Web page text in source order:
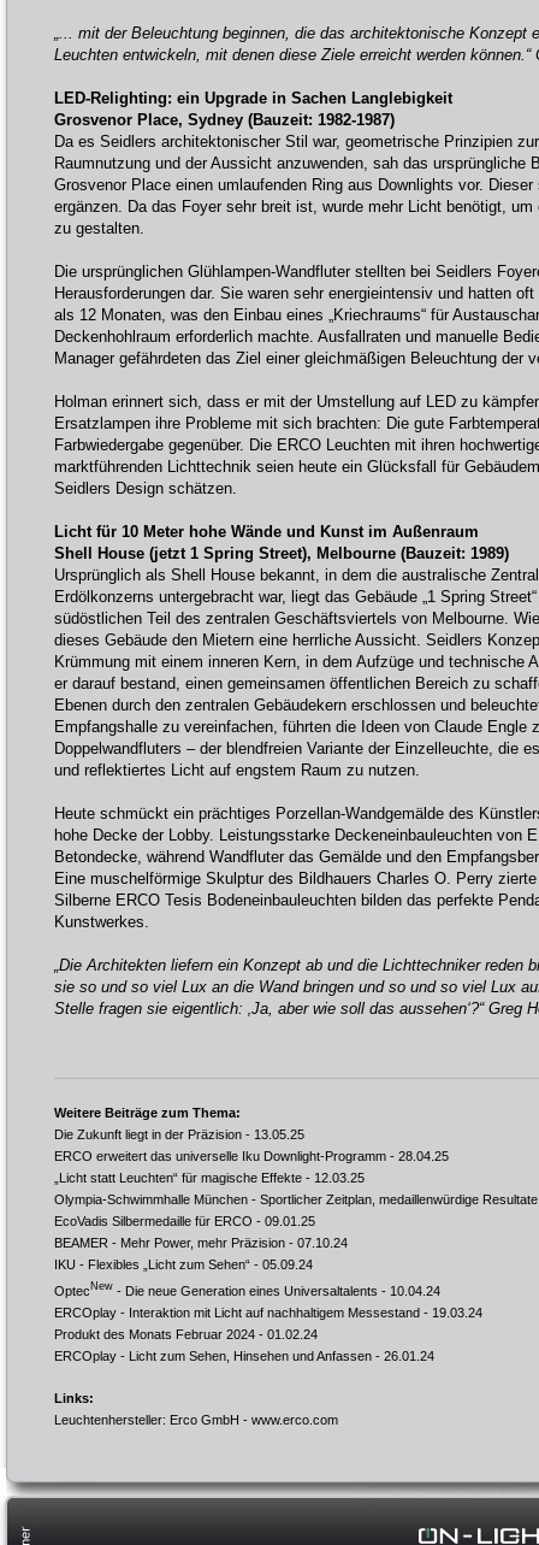
„... mit der Beleuchtung beginnen, die das architektonische Konzept
Leuchten entwickeln, mit denen diese Ziele erreicht werden können.“
LED-Relighting: ein Upgrade in Sachen Langlebigkeit
Grosvenor Place, Sydney (Bauzeit: 1982-1987)
Da es Seidlers architektonischer Stil war, geometrische Prinzipien
Raumnutzung und der Aussicht anzuwenden, sah das ursprüngliche
Grosvenor Place einen umlaufenden Ring aus Downlights vor.
ergänzen. Da das Foyer sehr breit ist, wurde mehr Licht benötigt,
zu gestalten.
Die ursprünglichen Glühlampen-Wandfluter stellten bei Seidlers
Herausforderungen dar. Sie waren sehr energieintensiv und hatten
als 12 Monaten, was den Einbau eines „Kriechraums“ für
Deckenhohlraum erforderlich machte. Ausfallraten und manuelle
Manager gefährdeten das Ziel einer gleichmäßigen Beleuchtung der
Holman erinnert sich, dass er mit der Umstellung auf LED zu
Ersatzlampen ihre Probleme mit sich brachten: Die gute
Farbwiedergabe gegenüber. Die ERCO Leuchten mit ihren
marktführenden Lichttechnik seien heute ein Glücksfall für
Seidlers Design schätzen.
Licht für 10 Meter hohe Wände und Kunst im Außenraum
Shell House (jetzt 1 Spring Street), Melbourne (Bauzeit: 1989)
Ursprünglich als Shell House bekannt, in dem die australische
Erdölkonzerns untergebracht war, liegt das Gebäude „1 Spring
südöstlichen Teil des zentralen Geschäftsviertels von Melbourne.
dieses Gebäude den Mietern eine herrliche Aussicht. Seidlers
Krümmung mit einem inneren Kern, in dem Aufzüge und technische
er darauf bestand, einen gemeinsamen öffentlichen Bereich zu
Ebenen durch den zentralen Gebäudekern erschlossen und
Empfangshalle zu vereinfachen, führten die Ideen von Claude Engle
Doppelwandfluters – der blendfreien Variante der Einzelleuchte, die
und reflektiertes Licht auf engstem Raum zu nutzen.
Heute schmückt ein prächtiges Porzellan-Wandgemälde des
hohe Decke der Lobby. Leistungsstarke Deckeneinbauleuchten von
Betondecke, während Wandfluter das Gemälde und den
Eine muschelförmige Skulptur des Bildhauers Charles O. Perry
Silberne ERCO Tesis Bodeneinbauleuchten bilden das perfekte
Kunstwerkes.
„Die Architekten liefern ein Konzept ab und die Lichttechniker reden
sie so und so viel Lux an die Wand bringen und so und so viel Lux
Stelle fragen sie eigentlich: ‚Ja, aber wie soll das aussehen‘?“ Greg
Weitere Beiträge zum Thema:
Die Zukunft liegt in der Präzision - 13.05.25
ERCO erweitert das universelle Iku Downlight-Programm - 28.04.25
„Licht statt Leuchten“ für magische Effekte - 12.03.25
Olympia-Schwimmhalle München - Sportlicher Zeitplan, medaillenwürdige Resultate
EcoVadis Silbermedaille für ERCO - 09.01.25
BEAMER - Mehr Power, mehr Präzision - 07.10.24
IKU - Flexibles „Licht zum Sehen“ - 05.09.24
Optec New - Die neue Generation eines Universaltalents - 10.04.24
ERCOplay - Interaktion mit Licht auf nachhaltigem Messestand - 19.03.24
Produkt des Monats Februar 2024 - 01.02.24
ERCOplay - Licht zum Sehen, Hinsehen und Anfassen - 26.01.24
Links:
Leuchtenhersteller: Erco GmbH - www.erco.com